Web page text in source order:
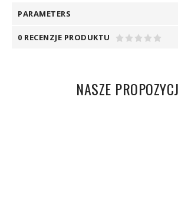
PARAMETERS
0 RECENZJE PRODUKTU
NASZE